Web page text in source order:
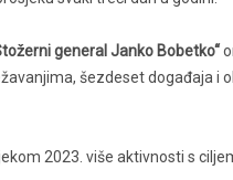
general Janko Bobetko“
šezdeset događaja i
2023. više aktivnosti s